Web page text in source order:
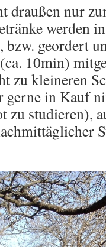
draußen nur
werden
geordert
10min)
zu kleineren
gerne in Kauf
zu studieren),